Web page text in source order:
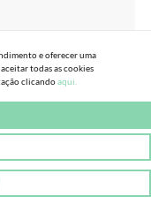
e oferecer uma
todas as cookies
clicandoaqui.